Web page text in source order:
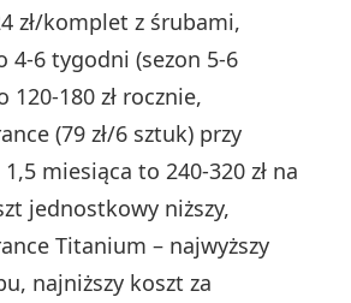
zł/komplet z śrubami,
4-6 tygodni (sezon 5-6
120-180 zł rocznie,
(79 zł/6 sztuk) przy
miesiąca to 240-320 zł na
jednostkowy niższy,
Titanium – najwyższy
najniższy koszt za